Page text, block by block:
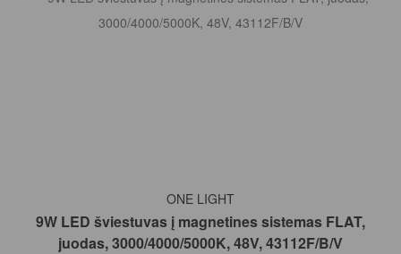
ONE LIGHT
9W LED šviestuvas į magnetines sistemas FLAT,
juodas, 3000/4000/5000K, 48V, 43112F/B/V